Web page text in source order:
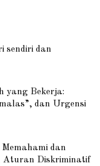
sendiri dan
yang Bekerja:
dan Urgensi
dan
Aturan Diskriminatif